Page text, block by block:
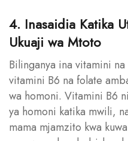
4. Inasaidia Katika
Ukuaji wa Mtoto
Bilinganya ina vitamini
vitamini B6 na folate
wa homoni. Vitamini B6
ya homoni katika mwili,
mama mjamzito kwa